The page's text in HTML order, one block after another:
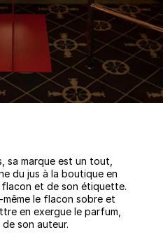
sa marque est un tout,
du jus à la boutique en
et de son étiquette.
même le flacon sobre et
en exergue le parfum,
son auteur.